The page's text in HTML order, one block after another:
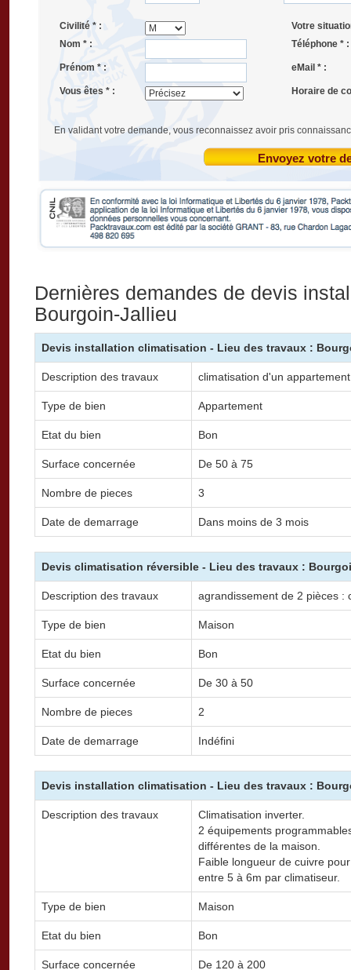
Civilité * :
Votre
Nom * :
Téléphone * :
Prénom * : eMail * :
Vous êtes * : Horaire de
En validant votre demande, vous reconnaissez avoir pris
Envoyez votre
Dernières demandes de devis
Bourgoin-Jallieu
Devis installation climatisation - Lieu des travaux :
Description des travaux climatisation d'un appartement
Type de bien Appartement
Etat du bien Bon
Surface concernée De 50 à 75
Nombre de pieces 3
Date de demarrage Dans moins de 3 mois
Devis climatisation réversible - Lieu des travaux :
Description des travaux agrandissement de 2 pièces :
Type de bien Maison
Etat du bien Bon
Surface concernée De 30 à 50
Nombre de pieces 2
Date de demarrage Indéfini
Devis installation climatisation - Lieu des travaux :
Description des travaux
Climatisation inverter.
2 équipements
différentes de la maison.
Faible longueur de cuivre
entre 5 à 6m par climatiseur.
Type de bien Maison
Etat du bien Bon
Surface concernée De 120 à 200